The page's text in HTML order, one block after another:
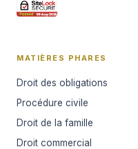
MATIÈRES PHARES
Droit des obligations
Procédure civile
Droit de la famille
Droit commercial